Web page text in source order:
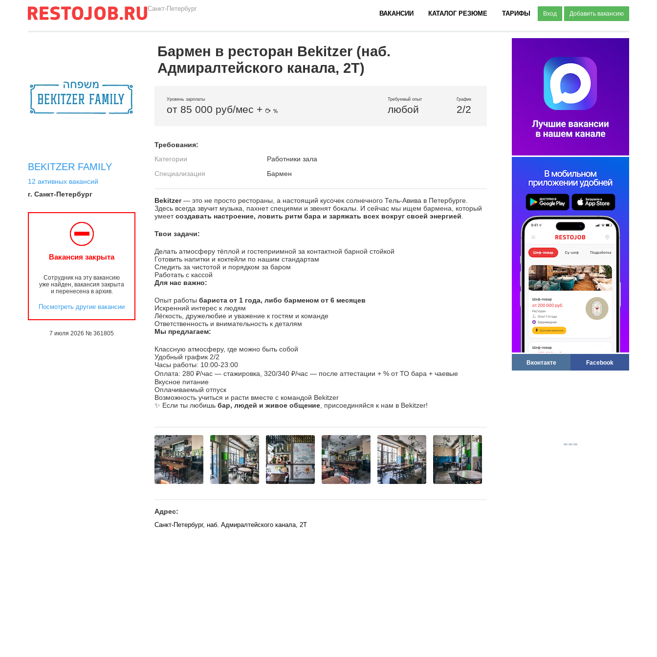
Санкт-Петербург
ВАКАНСИИ КАТАЛОГ РЕЗЮМЕ ТАРИФЫ Вход Добавить вакансию
Вконтакте Facebook
BEKITZER FAMILY
12 активных вакансий
г. Санкт-Петербург
Вакансия закрыта
Сотрудник на эту вакансию
уже найден, вакансия закрыта
и перенесена в архив.
Посмотреть другие вакансии
7 июля 2026 № 361805
Бармен в ресторан Bekitzer (наб.
Адмиралтейского канала, 2Т)
Уровень зарплаты
от 85 000 руб/мес +
Требуемый опыт
любой
График
2/2
Требования:
Категории
Работники зала
Специализация
Бармен
Bekitzer— это не просто рестораны, а настоящий кусочек солнечного Тель-Авива в Петербурге.
Здесь всегда звучит музыка, пахнет специями и звенят бокалы. И сейчас мы ищем бармена, который
умеетсоздавать настроение, ловить ритм бара и заряжать всех вокруг своей энергией
Твои задачи:
Делать атмосферу тёплой и гостеприимной за контактной барной стойкой
Готовить напитки и коктейли по нашим стандартам
Следить за чистотой и порядком за баром
Работать с кассой
Для нас важно:
Опыт работы бариста от 1 года, либо барменом от 6 месяцев
Искренний интерес к людям
Лёгкость, дружелюбие и уважение к гостям и команде
Ответственность и внимательность к деталям
Мы предлагаем:
Классную атмосферу, где можно быть собой
Удобный график 2/2
Часы работы: 10:00-23:00
Оплата: 280 ₽/час — стажировка, 320/340 ₽/час — после аттестации + % от ТО бара + чаевые
Вкусное питание
Оплачиваемый отпуск
Возможность учиться и расти вместе с командой Bekitzer
✨ Если ты любишь бар, людей и живое общение , присоединяйся к нам в Bekitzer!
Адрес:
Санкт-Петербург, наб. Адмиралтейского канала, 2Т